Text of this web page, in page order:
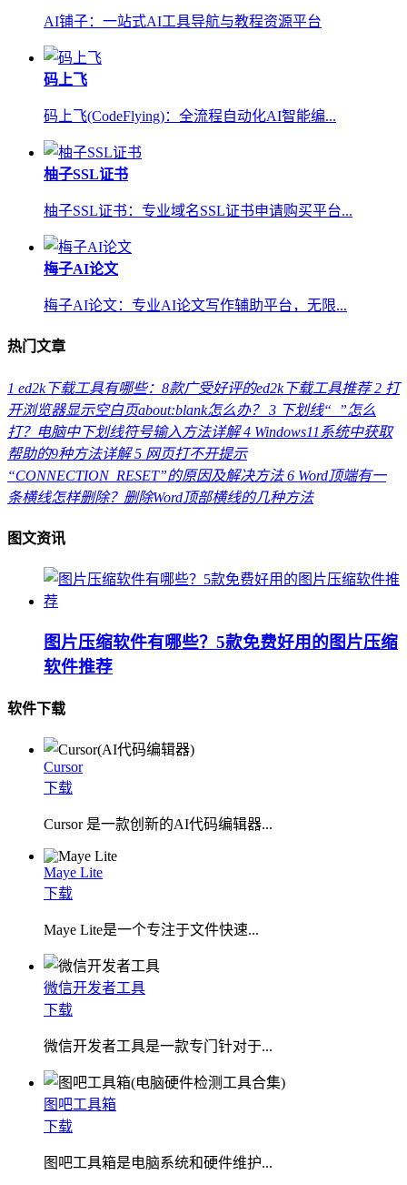
AI铺子：一站式AI工具导航与教程资源平台
码上飞
码上飞(CodeFlying)：全流程自动化AI智能编...
柚子SSL证书
柚子SSL证书：专业域名SSL证书申请购买平台...
梅子AI论文
梅子AI论文：专业AI论文写作辅助平台，无限...
热门文章
1 ed2k下载工具有哪些：8款广受好评的ed2k下载工具推荐 2 打
开浏览器显示空白页about:blank怎么办？ 3 下划线“_”怎么
打？电脑中下划线符号输入方法详解 4 Windows11系统中获取
帮助的9种方法详解 5 网页打不开提示
“CONNECTION_RESET”的原因及解决方法 6 Word顶端有一
条横线怎样删除？删除Word顶部横线的几种方法
图文资讯
图片压缩软件有哪些？5款免费好用的图片压缩
软件推荐
软件下载
Cursor
下载
Cursor 是一款创新的AI代码编辑器...
Maye Lite
下载
​Maye Lite是一个专注于文件快速...
微信开发者工具
下载
微信开发者工具是一款专门针对于...
图吧工具箱
下载
图吧工具箱是电脑系统和硬件维护...